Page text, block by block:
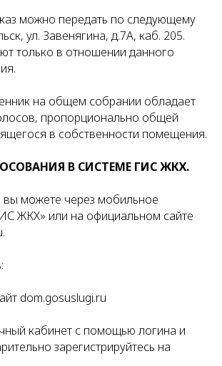
можно передать по следующему
ул. Завенягина, д.7А, каб. 205.
только в отношении данного
на общем собрании обладает
пропорционально общей
в собственности помещения.
В СИСТЕМЕ ГИС ЖКХ.
вы можете через мобильное
ЖКХ» или на официальном сайте
dom.gosuslugi.ru
кабинет с помощью логина и
зарегистрируйтесь на